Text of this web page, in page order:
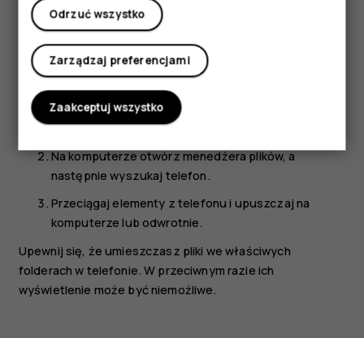
komputerem
Między telefonem a komputerem można kopiować
zdjęcia, filmy i inną utworzoną przez Ciebie zawartość,
którą następnie można pokazywać lub przechowywać.
Podłącz telefon do kompatybilnego komputera za
pomocą kompatybilnego kabla USB.
Na komputerze otwórz menedżera plików, a
następnie wyszukaj telefon.
Przeciągaj elementy z telefonu i upuszczaj na
komputerze lub odwrotnie.
Upewnij się, że umieszczasz pliki we właściwych
folderach w telefonie. W przeciwnym razie ich
wyświetlenie może być niemożliwe.
Odrzuć wszystko
Zarządzaj preferencjami
Zaakceptuj wszystko